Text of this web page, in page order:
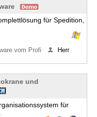
für Spedition,
vom Profi
Herr
und
für